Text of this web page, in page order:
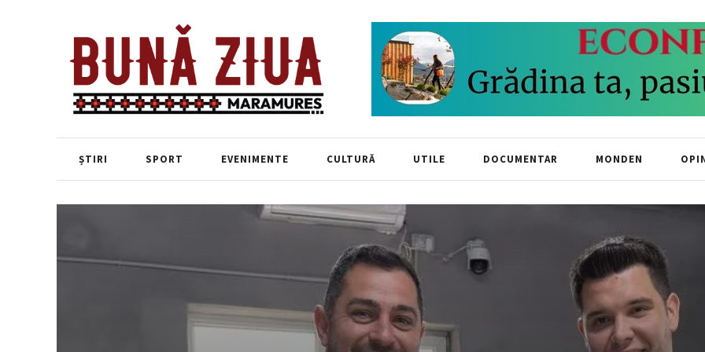
ȘTIRI SPORT EVENIMENTE CULTURĂ UTILE DOCUMENTAR MONDEN